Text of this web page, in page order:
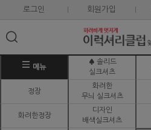
로그인 회원가입
메뉴
♠ 솔리드
실크셔츠
정장
화려한
무늬 실크셔츠
화려한정장
디자인
배색실크셔츠